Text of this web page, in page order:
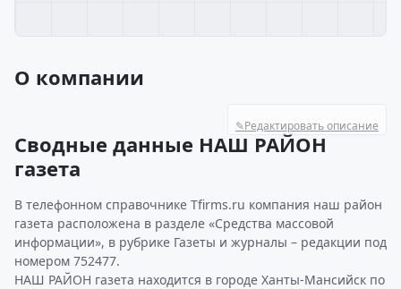
О компании
✎Редактировать описание
Сводные данные НАШ РАЙОН
газета
В телефонном справочнике Tfirms.ru компания наш район
газета расположена в разделе «Средства массовой
информации», в рубрике Газеты и журналы – редакции под
номером 752477.
НАШ РАЙОН газета находится в городе Ханты-Мансийск по